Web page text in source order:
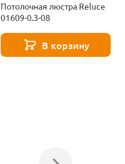
Потолочная люстра Reluce
01609-0.3-08
В корзину